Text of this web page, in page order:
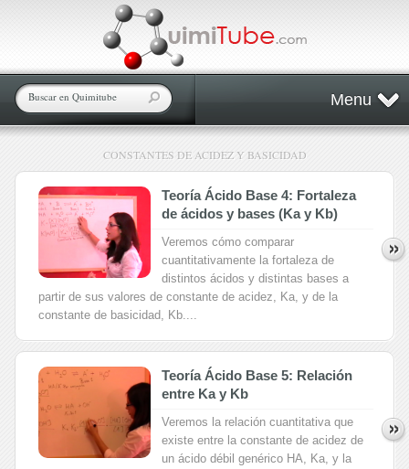
Menu
CONSTANTES DE ACIDEZ Y BASICIDAD
Teoría Ácido Base 4: Fortaleza
de ácidos y bases (Ka y Kb)
Veremos cómo comparar
cuantitativamente la fortaleza de
distintos ácidos y distintas bases a
partir de sus valores de constante de acidez, Ka, y de la
constante de basicidad, Kb....
Teoría Ácido Base 5: Relación
entre Ka y Kb
Veremos la relación cuantitativa que
existe entre la constante de acidez de
un ácido débil genérico HA, Ka, y la